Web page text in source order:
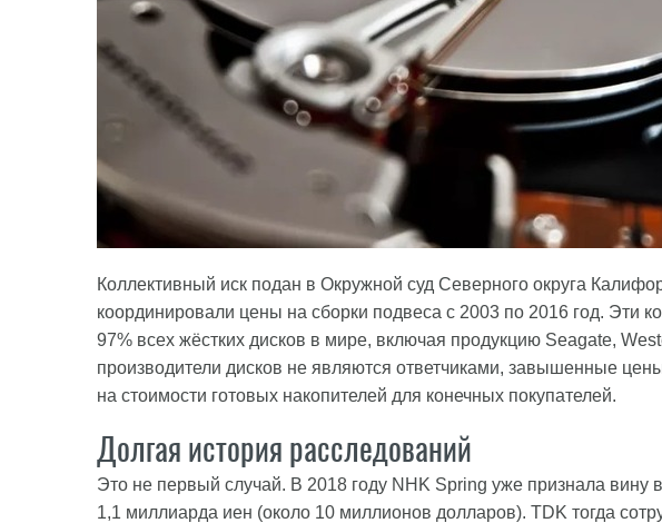
Коллективный иск подан в Окружной суд Северного округа
координировали цены на сборки подвеса с 2003 по 2016 год. Эти
97% всех жёстких дисков в мире, включая продукцию Seagate,
производители дисков не являются ответчиками, завышенные
на стоимости готовых накопителей для конечных покупателей.
Долгая история расследований
Это не первый случай. В 2018 году NHK Spring уже признала
1,1 миллиарда иен (около 10 миллионов долларов). TDK тогда